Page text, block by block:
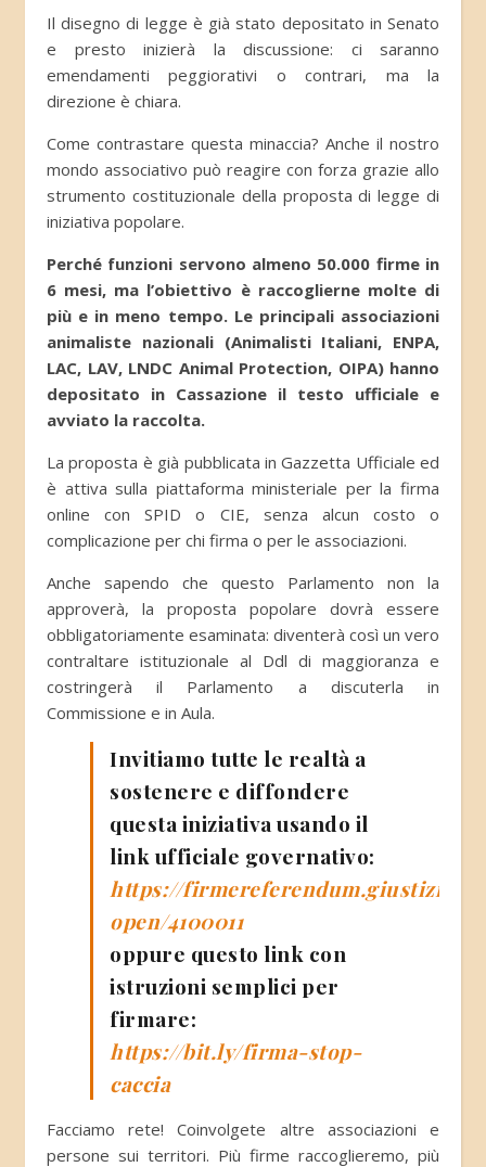
Il disegno di legge è già stato depositato in Senato
e presto inizierà la discussione: ci saranno
emendamenti peggiorativi o contrari, ma la
direzione è chiara.
Come contrastare questa minaccia? Anche il nostro
mondo associativo può reagire con forza grazie allo
strumento costituzionale della proposta di legge di
iniziativa popolare.
Perché funzioni servono almeno 50.000 firme in
6 mesi, ma l’obiettivo è raccoglierne molte di
più e in meno tempo. Le principali associazioni
animaliste nazionali (Animalisti Italiani, ENPA,
LAC, LAV, LNDC Animal Protection, OIPA) hanno
depositato in Cassazione il testo ufficiale e
avviato la raccolta.
La proposta è già pubblicata in Gazzetta Ufficiale ed
è attiva sulla piattaforma ministeriale per la firma
online con SPID o CIE, senza alcun costo o
complicazione per chi firma o per le associazioni.
Anche sapendo che questo Parlamento non la
approverà, la proposta popolare dovrà essere
obbligatoriamente esaminata: diventerà così un vero
contraltare istituzionale al Ddl di maggioranza e
costringerà il Parlamento a discuterla in
Commissione e in Aula.
Invitiamo tutte le realtà a
sostenere e diffondere
questa iniziativa usando il
link ufficiale governativo:
https://
open/4100011
oppure questo link con
istruzioni semplici per
firmare:
https://bit.ly/firma-stop-
caccia
Facciamo rete! Coinvolgete altre associazioni e
persone sui territori. Più firme raccoglieremo, più